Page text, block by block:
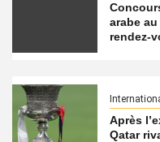
arabe
rendez-
Après
Qatar